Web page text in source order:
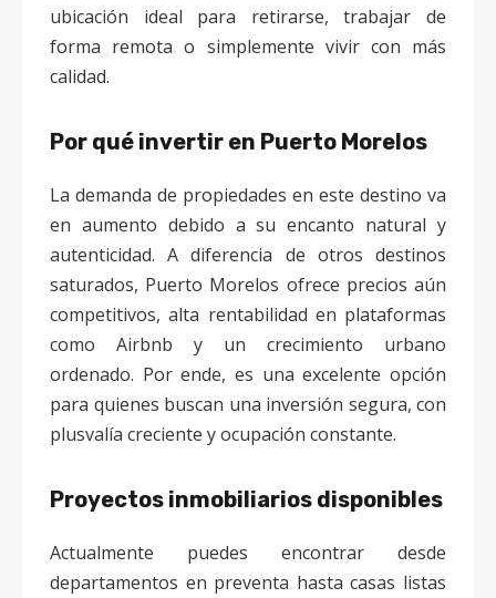
ubicación ideal para retirarse, trabajar de
forma remota o simplemente vivir con más
calidad.
Por qué invertir en Puerto Morelos
La demanda de propiedades en este destino va
en aumento debido a su encanto natural y
autenticidad. A diferencia de otros destinos
saturados, Puerto Morelos ofrece precios aún
competitivos, alta rentabilidad en plataformas
como Airbnb y un crecimiento urbano
ordenado. Por ende, es una excelente opción
para quienes buscan una inversión segura, con
plusvalía creciente y ocupación constante.
Proyectos inmobiliarios disponibles
Actualmente puedes encontrar desde
departamentos en preventa hasta casas listas